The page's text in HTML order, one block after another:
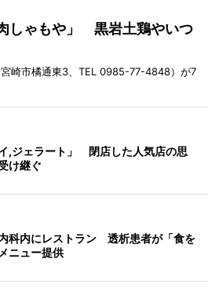
しゃもや」 黒岩土鶏やいつ
宮崎市橘通東3、TEL 0985-77-4848）が7
,ジェラート」 閉店した人気店の思
け継ぐ
科内にレストラン 透析患者が「食を
ニュー提供